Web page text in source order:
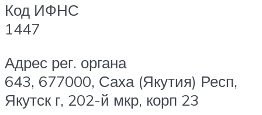
Код ИФНС
1447
Адрес рег. органа
643, 677000, Саха (Якутия) Респ,
Якутск г, 202-й мкр, корп 23